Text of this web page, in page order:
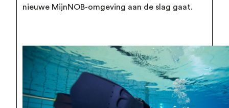
nieuwe MijnNOB-omgeving aan de slag gaat.